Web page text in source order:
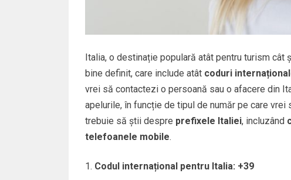
Italia, o destinație populară atât pentru turism
bine definit, care include atât coduri
vrei să contactezi o persoană sau o afacere din
apelurile, în funcție de tipul de număr pe care
trebuie să știi despre prefixele Italiei, incluzând
telefoanele mobile.
Codul internațional pentru Italia: +39